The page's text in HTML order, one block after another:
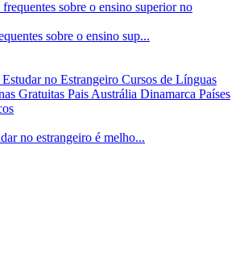
sobre o ensino sup...
Estudar no Estrangeiro Cursos de Línguas
Gratuitas Pais Austrália Dinamarca Países
no estrangeiro é melho...